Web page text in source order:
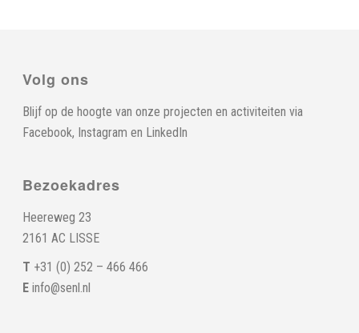
Volg ons
Blijf op de hoogte van onze projecten en activiteiten via
Facebook, Instagram en LinkedIn
Bezoekadres
Heereweg 23
2161 AC LISSE
T +31 (0) 252 – 466 466
E info@senl.nl